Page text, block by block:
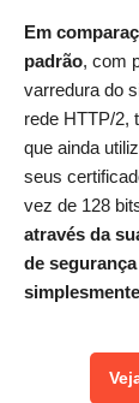
Em
padrão, com
varredura do
rede HTTP/2,
que ainda
seus
vez de 128
através da
de